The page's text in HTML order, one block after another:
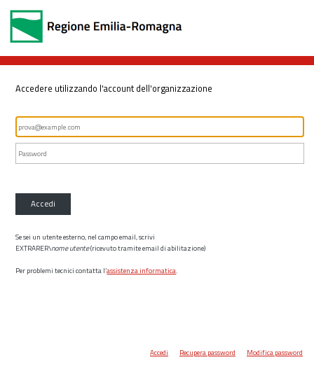
Accedere utilizzando l'account dell'organizzazione
Accedi
Se sei un utente esterno, nel campo email, scrivi
EXTRARER\nome utente(ricevuto tramite email di abilitazione)
Per problemi tecnici contatta l’assistenza informatica.
Accedi Recupera password Modifica password